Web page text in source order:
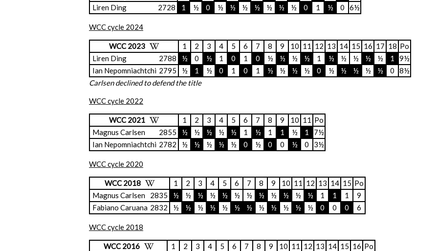
Liren Ding
2728 1 ½ 0 ½ ½ ½ ½ ½ ½ ½ 0 1 ½ 0 6½
WCC cycle 2024
WCC 2023 1 2 3 4 5 6 7 8 9 10 11 12 13 14 15 16 17 18 Po
Liren Ding
2788 ½ 0 ½ 1 0 1 0 ½ ½ ½ ½ 1 ½ ½ ½ ½ ½ 1
9½
Ian Nepomniachtchi 2795 ½ 1 ½ 0 1 0 1 ½ ½ ½ ½ 0 ½ ½ ½ ½ ½ 0
8½
Carlsen declined to defend the title
WCC cycle 2022
WCC 2021 1 2 3 4 5 6 7 8 9 10 11 Po
Magnus Carlsen
2855 ½ ½ ½ ½ ½ 1 ½ 1 1 ½ 1
7½
Ian Nepomniachtchi 2782 ½ ½ ½ ½ ½ 0 ½ 0 0 ½ 0 3½
WCC cycle 2020
WCC 2018 1 2 3 4 5 6 7 8 9 10 11 12 13 14 15 Po
Magnus Carlsen
2835 ½ ½ ½ ½ ½ ½ ½ ½ ½ ½ ½ ½ 1 1 1
9
Fabiano Caruana 2832 ½ ½ ½ ½ ½ ½ ½ ½ ½ ½ ½ ½ 0 0 0 6
WCC cycle 2018
WCC 2016 1 2 3 4 5 6 7 8 9 10 11 12 13 14 15 16 Po